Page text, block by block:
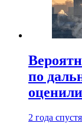
по
оценили
2 года спустя